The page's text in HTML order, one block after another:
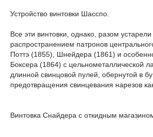
Устройство винтовки Шасспо.
Все эти винтовки, однако, разом устарели
распространением патронов
Поттэ (1855), Шнейдера (1861) и
Боксера (1864) с цельнометаллической
длинной свинцовой пулей, обернутой в
предотвращения свинцевания нарезов
Винтовка Снайдера с откидным